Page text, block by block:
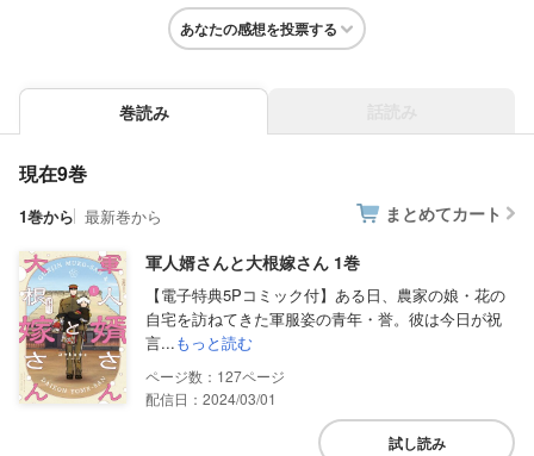
あなたの感想を投票する
巻読み
現在9巻
1巻から 最新巻から まとめてカート
軍人婿さんと大根嫁さん 1巻
【電子特典5Pコミック付】ある日、農家の娘・花の
自宅を訪ねてきた軍服姿の青年・誉。彼は今日が祝
言...もっと読む
127
配信日：2024/03/01
試し読み